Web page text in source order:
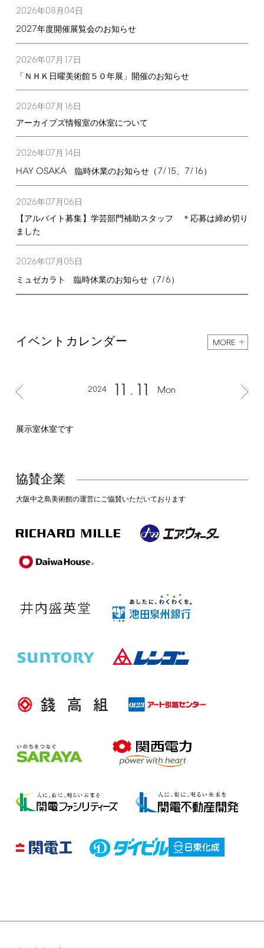
2026年08月 04日
2027年度開催展覧会のお知らせ
2026年07月 17日
「ＮＨＫ日曜美術館５０年展」開催のお知らせ
2026年07月 16日
アーカイブズ情報室の休室について
2026年07月 14日
HAY OSAKA臨時休業のお知らせ（7/15、 7/16）
2026年07月 06日
【アルバイト募集】学芸部門補助スタッフ ＊応募は締め切り
ました
2026年07月 05日
ミュゼカラト 臨時休業のお知らせ（7/6）
イベントカレンダー MORE
2024 11 11 Mon
展示室休室です
協賛企業
大阪中之島美術館の運営にご協賛いただいております